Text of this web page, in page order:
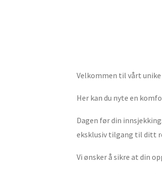
Velkommen til vårt
Her kan du nyte en
Dagen før din
eksklusiv tilgang til ditt
Vi ønsker å sikre at din